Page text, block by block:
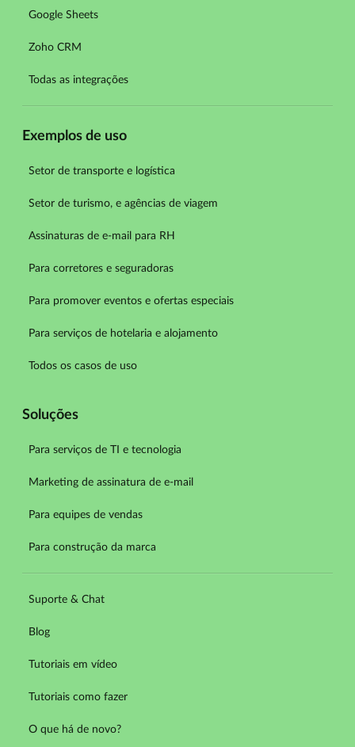
Google Sheets
Zoho CRM
Todas as integrações
Exemplos de uso
Setor de transporte e logística
Setor de turismo, e agências de viagem
Assinaturas de e-mail para RH
Para corretores e seguradoras
Para promover eventos e ofertas especiais
Para serviços de hotelaria e alojamento
Todos os casos de uso
Soluções
Para serviços de TI e tecnologia
Marketing de assinatura de e-mail
Para equipes de vendas
Para construção da marca
Suporte & Chat
Blog
Tutoriais em vídeo
Tutoriais como fazer
O que há de novo?